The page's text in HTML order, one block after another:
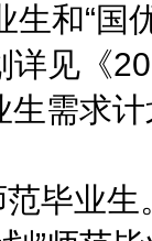
和“国优
详见《
生需求
毕业生